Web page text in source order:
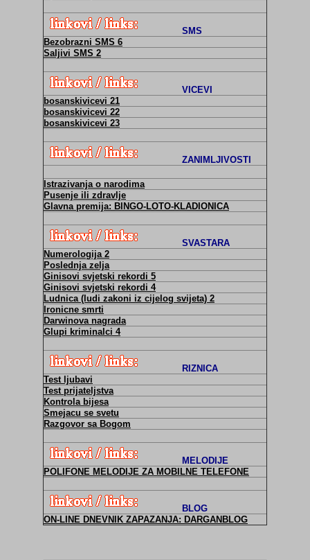
SMS
Bezobrazni SMS 6
Saljivi SMS 2
VICEVI
bosanskivicevi 21
bosanskivicevi 22
bosanskivicevi 23
ZANIMLJIVOSTI
Istrazivanja o narodima
Pusenje ili zdravlje
Glavna premija: BINGO-LOTO-KLADIONICA
SVASTARA
Numerologija 2
Poslednja zelja
Ginisovi svjetski rekordi 5
Ginisovi svjetski rekordi 4
Ludnica (ludi zakoni iz cijelog svijeta) 2
Ironicne smrti
Darwinova nagrada
Glupi kriminalci 4
RIZNICA
Test ljubavi
Test prijateljstva
Kontrola bijesa
Smejacu se svetu
Razgovor sa Bogom
MELODIJE
POLIFONE MELODIJE ZA MOBILNE TELEFONE
BLOG
ON-LINE DNEVNIK ZAPAZANJA: DARGANBLOG